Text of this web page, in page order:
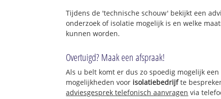
Tijdens de 'technische schouw' bekijkt een
onderzoek of isolatie mogelijk is en welke
kunnen worden.
Overtuigd? Maak een afspraak!
Als u belt komt er dus zo spoedig mogelijk
mogelijkheden voor isolatiebedrijfte
adviesgesprek telefonisch aanvragen via